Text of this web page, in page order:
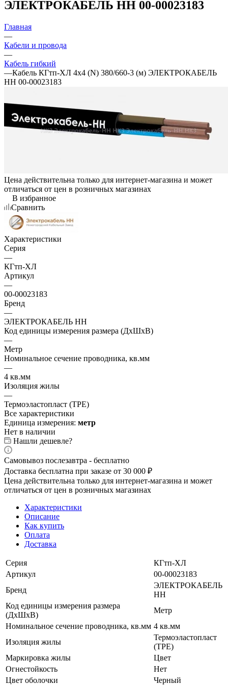
ЭЛЕКТРОКАБЕЛЬ НН 00-00023183
Главная
—
Кабели и провода
—
Кабель гибкий
—Кабель КГтп-ХЛ 4х4 (N) 380/660-3 (м) ЭЛЕКТРОКАБЕЛЬ
НН 00-00023183
Цена действительна только для интернет-магазина и может
отличаться от цен в розничных магазинах
В избранное
Сравнить
Характеристики
Серия
—
КГтп-ХЛ
Артикул
—
00-00023183
Бренд
—
ЭЛЕКТРОКАБЕЛЬ НН
Код единицы измерения размера (ДхШхВ)
—
Метр
Номинальное сечение проводника, кв.мм
—
4 кв.мм
Изоляция жилы
—
Термоэластопласт (TPE)
Все характеристики
Единица измерения: метр
Нет в наличии
Нашли дешевле?
Самовывоз послезавтра - бесплатно
Доставка бесплатна при заказе от 30 000 ₽
Цена действительна только для интернет-магазина и может
отличаться от цен в розничных магазинах
Характеристики
Описание
Как купить
Оплата
Доставка
Серия
КГтп-ХЛ
Артикул
00-00023183
Бренд
ЭЛЕКТРОКАБЕЛЬ
НН
Код единицы измерения размера
(ДхШхВ)
Метр
Номинальное сечение проводника, кв.мм 4 кв.мм
Изоляция жилы
Термоэластопласт
(TPE)
Маркировка жилы
Цвет
Огнестойкость
Нет
Цвет оболочки
Черный